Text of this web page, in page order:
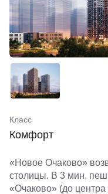
Класс
Комфорт
«Новое Очаково»
столицы. В 3 мин.
«Очаково» (до